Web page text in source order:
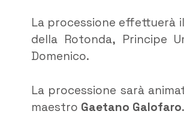
La processione effettuerà
della Rotonda, Principe
Domenico.
La processione sarà
maestro Gaetano Galofaro.